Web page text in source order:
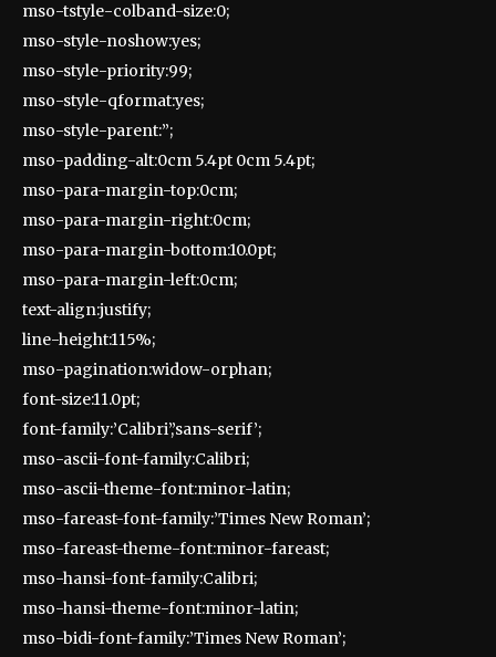
mso-tstyle-colband-size:0;
mso-style-noshow:yes;
mso-style-priority:99;
mso-style-qformat:yes;
mso-style-parent:”;
mso-padding-alt:0cm 5.4pt 0cm 5.4pt;
mso-para-margin-top:0cm;
mso-para-margin-right:0cm;
mso-para-margin-bottom:10.0pt;
mso-para-margin-left:0cm;
text-align:justify;
line-height:115%;
mso-pagination:widow-orphan;
font-size:11.0pt;
font-family:’Calibri’,’sans-serif’;
mso-ascii-font-family:Calibri;
mso-ascii-theme-font:minor-latin;
mso-fareast-font-family:’Times New Roman’;
mso-fareast-theme-font:minor-fareast;
mso-hansi-font-family:Calibri;
mso-hansi-theme-font:minor-latin;
mso-bidi-font-family:’Times New Roman’;